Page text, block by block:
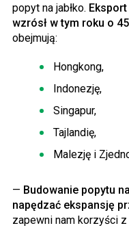
popyt na jabłko.
wzrósł w tym roku o
obejmują:
Hongkong,
Indonezję,
Singapur,
Tajlandię,
Malezję i
— Budowanie popytu
napędzać ekspansję
zapewni nam korzyści